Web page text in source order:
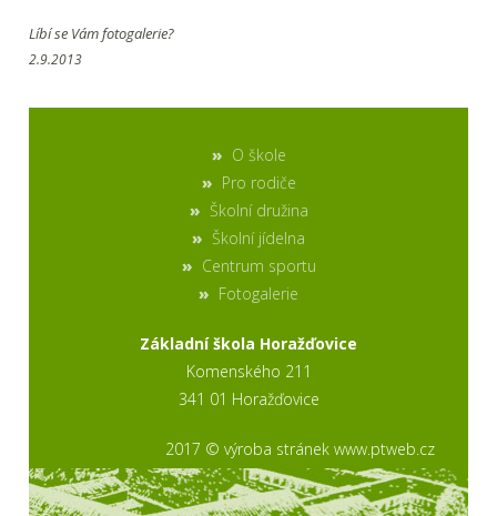
Líbí se Vám fotogalerie?
2.9.2013
O škole
Pro rodiče
Školní družina
Školní jídelna
Centrum sportu
Fotogalerie
Základní škola Horažďovice
Komenského 211
341 01 Horažďovice
2017 © výroba stránek www.ptweb.cz